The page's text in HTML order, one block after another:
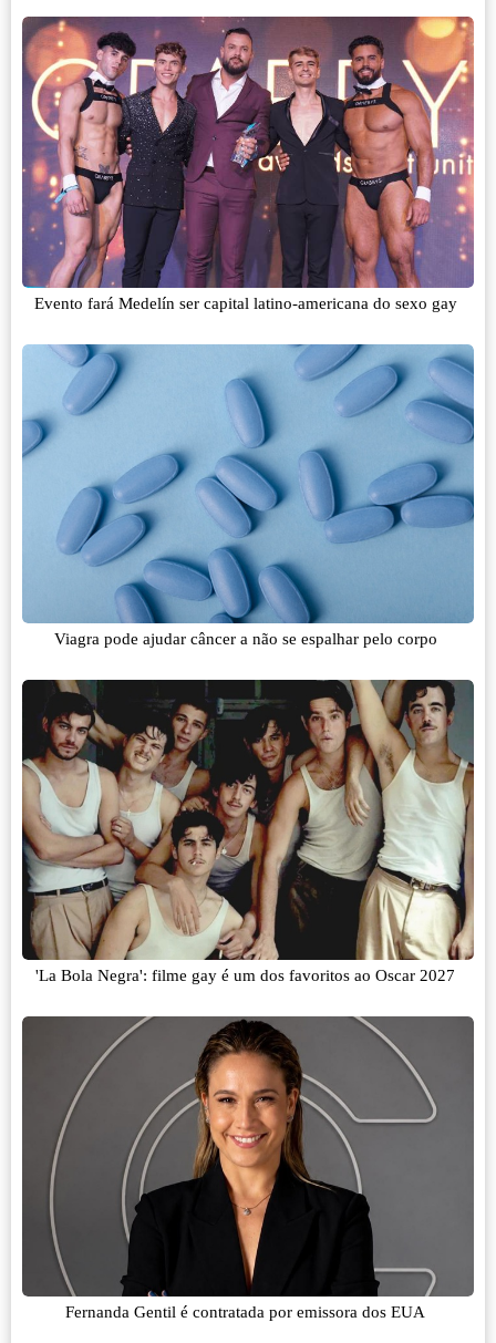
Evento fará Medelín ser capital latino-americana do sexo gay
Viagra pode ajudar câncer a não se espalhar pelo corpo
'La Bola Negra': filme gay é um dos favoritos ao Oscar 2027
Fernanda Gentil é contratada por emissora dos EUA